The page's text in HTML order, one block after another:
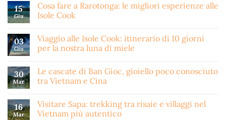
15
Giu
Cosa fare a Rarotonga: le migliori esperienze alle
Isole Cook
03
Giu
Viaggio alle Isole Cook: itinerario di 10 giorni
per la nostra luna di miele
30
Mar
Le cascate di Ban Gioc, gioiello poco conosciuto
tra Vietnam e Cina
16
Mar
Visitare Sapa: trekking tra risaie e villaggi nel
Vietnam più autentico